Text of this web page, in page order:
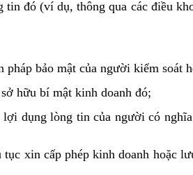
đó (ví dụ, thông qua các điều
bảo mật của người kiểm soát
hữu bí mật kinh doanh đó;
dụng lòng tin của người có
xin cấp phép kinh doanh hoặc